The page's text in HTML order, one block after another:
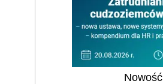
Nowość